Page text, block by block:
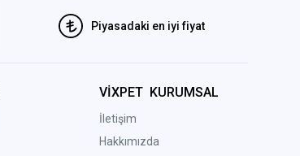
Piyasadaki en iyi fiyat
VİXPET KURUMSAL
İletişim
Hakkımızda